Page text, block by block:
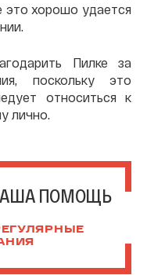
это хорошо удается
Пилке за
поскольку это
относиться к
лично.
ПОМОЩЬ